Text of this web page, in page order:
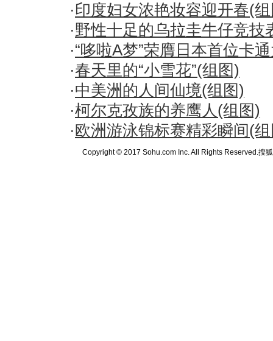
·印度妇女浓艳妆容迎开春(
·野性十足的乌拉圭牛仔竞技
·“哆啦A梦”荣膺日本首位卡
·春天里的“小雪花”(组图)
·中美洲的人间仙境(组图)
·柯尔克孜族的养鹰人(组图)
·欧洲游泳锦标赛精彩瞬间(
Copyright © 2017 Sohu.com Inc. All Rights Reserved.搜